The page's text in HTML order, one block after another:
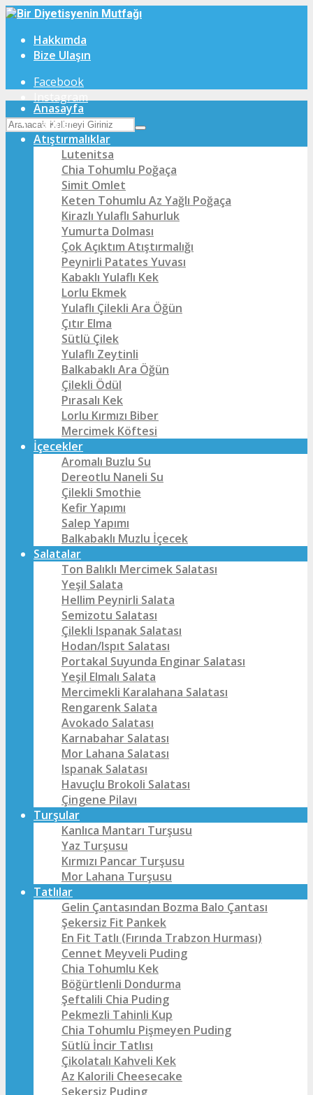
Hakkımda
Bize Ulaşın
Facebook
Instagram
Anasayfa
Tarifler
Atıştırmalıklar
Lutenitsa
Chia Tohumlu Poğaça
Simit Omlet
Keten Tohumlu Az Yağlı Poğaça
Kirazlı Yulaflı Sahurluk
Yumurta Dolması
Çok Açıktım Atıştırmalığı
Peynirli Patates Yuvası
Kabaklı Yulaflı Kek
Lorlu Ekmek
Yulaflı Çilekli Ara Öğün
Çıtır Elma
Sütlü Çilek
Yulaflı Zeytinli
Balkabaklı Ara Öğün
Çilekli Ödül
Pırasalı Kek
Lorlu Kırmızı Biber
Mercimek Köftesi
İçecekler
Aromalı Buzlu Su
Dereotlu Naneli Su
Çilekli Smothie
Kefir Yapımı
Salep Yapımı
Balkabaklı Muzlu İçecek
Salatalar
Ton Balıklı Mercimek Salatası
Yeşil Salata
Hellim Peynirli Salata
Semizotu Salatası
Çilekli Ispanak Salatası
Hodan/Ispıt Salatası
Portakal Suyunda Enginar Salatası
Yeşil Elmalı Salata
Mercimekli Karalahana Salatası
Rengarenk Salata
Avokado Salatası
Karnabahar Salatası
Mor Lahana Salatası
Ispanak Salatası
Havuçlu Brokoli Salatası
Çingene Pilavı
Turşular
Kanlıca Mantarı Turşusu
Yaz Turşusu
Kırmızı Pancar Turşusu
Mor Lahana Turşusu
Tatlılar
Gelin Çantasından Bozma Balo Çantası
Şekersiz Fit Pankek
En Fit Tatlı (Fırında Trabzon Hurması)
Cennet Meyveli Puding
Chia Tohumlu Kek
Böğürtlenli Dondurma
Şeftalili Chia Puding
Pekmezli Tahinli Kup
Chia Tohumlu Pişmeyen Puding
Sütlü İncir Tatlısı
Çikolatalı Kahveli Kek
Az Kalorili Cheesecake
Şekersiz Puding